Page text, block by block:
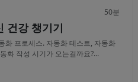
50분
건강 챙기기
화 프로세스. 자동화 테스트, 자동화
화 작성 시기가 오는걸까요?...